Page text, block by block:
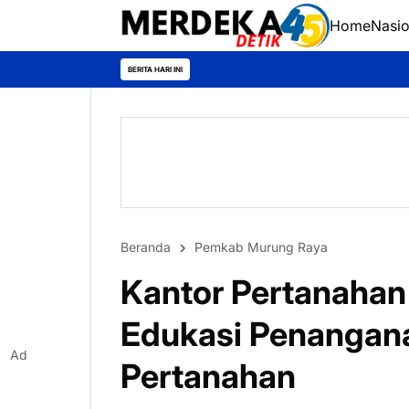
Home
BERITA HARI INI
Beranda Pemkab Murung Raya
Kantor
Edukasi
Pertanahan
Ad